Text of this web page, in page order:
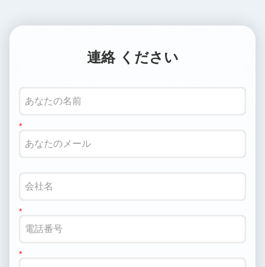
連絡 ください